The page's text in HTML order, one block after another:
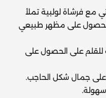
مع فرشاة لولبية تملأ
للحصول على مظهر طبيعي
للقلم على الحصول على
على جمال شكل الحاجب.
سهولة.